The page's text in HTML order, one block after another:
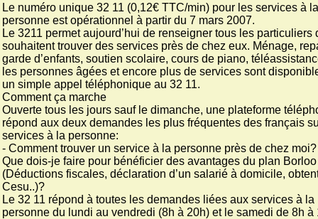
Le numéro unique 32 11 (0,12€ TTC/min) pour les services à la
personne est opérationnel à partir du 7 mars 2007.
Le 3211 permet aujourd’hui de renseigner tous les particuliers
souhaitent trouver des services près de chez eux. Ménage,
garde d’enfants, soutien scolaire, cours de piano,
les personnes âgées et encore plus de services sont
un simple appel téléphonique au 32 11.
Comment ça marche
Ouverte tous les jours sauf le dimanche, une plateforme
répond aux deux demandes les plus fréquentes des français
services à la personne:
- Comment trouver un service à la personne près de chez moi?
Que dois-je faire pour bénéficier des avantages du plan Borloo
(Déductions fiscales, déclaration d’un salarié à domicile,
Cesu..)?
Le 32 11 répond à toutes les demandes liées aux services à la
personne du lundi au vendredi (8h à 20h) et le samedi de 8h à